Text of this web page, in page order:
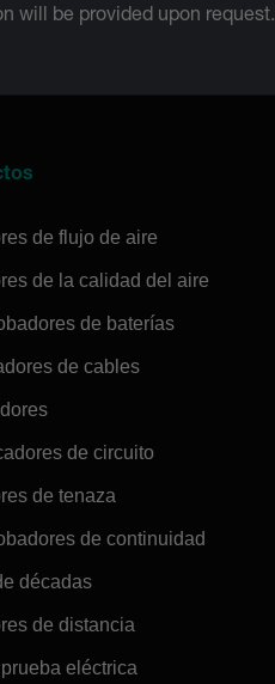
will be provided upon request.
de flujo de aire
de la calidad del aire
de baterías
de cables
de circuito
de tenaza
de continuidad
décadas
de distancia
eléctrica